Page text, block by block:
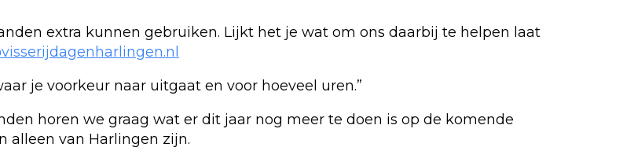
extra kunnen gebruiken. Lijkt het je wat om ons daarbij te helpen laat
je voorkeur naar uitgaat en voor hoeveel uren.”
horen we graag wat er dit jaar nog meer te doen is op de komende
alleen van Harlingen zijn.